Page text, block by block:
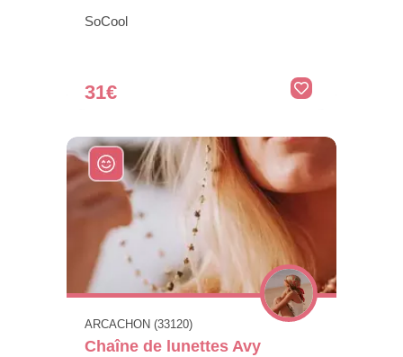
SoCool
31€
ARCACHON (33120)
Chaîne de lunettes Avy